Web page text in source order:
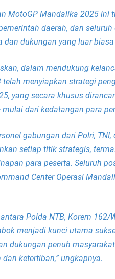
Jelang HUT RI ke_81
MotoGP Mandalika 2025 ini
daerah, dan
dan dukungan yang luar
dalam mendukung
telah menyiapkan strategi
yang secara khusus
dari kedatangan para
gabungan dari Polri,
setiap titik strategis,
para peserta. Seluruh
Center Operasi
Polda NTB, Korem 162/
menjadi kunci utama
dukungan penuh
ketertiban,” ungkapnya.